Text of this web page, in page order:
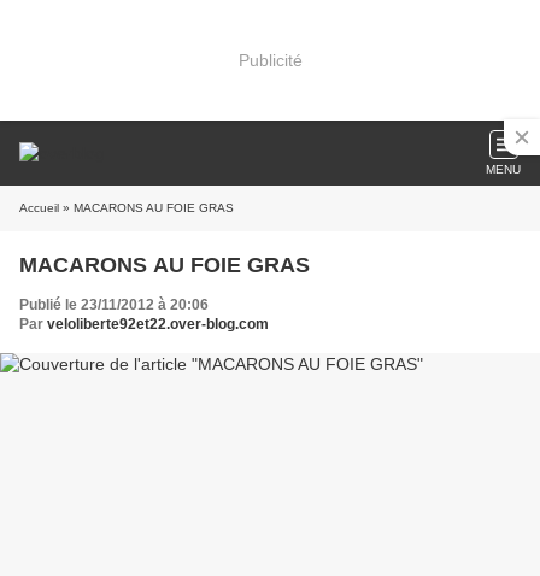
Publicité
MENU
Accueil » MACARONS AU FOIE GRAS
MACARONS AU FOIE GRAS
Publié le 23/11/2012 à 20:06
Par veloliberte92et22.over-blog.com